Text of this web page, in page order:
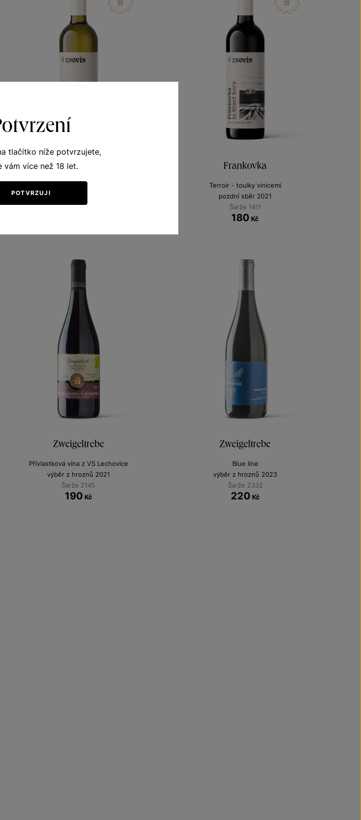
Hibernal
Terroir - toulky vinicemi
výběr z hroznů 2023
Šarže 3350
Frankovka
Terroir - toulky vinicemi
pozdní sběr 2021
Šarže 1411
180 Kč
Zweigeltrebe
Přívlastková vína z VS Lechovice
výběr z hroznů 2021
Šarže 2145
190 Kč
Zweigeltrebe
Blue line
výběr z hroznů 2023
Šarže 2332
220 Kč
tlačítko níže potvrzujete,
vám více než 18 let.
POTVRZUJI